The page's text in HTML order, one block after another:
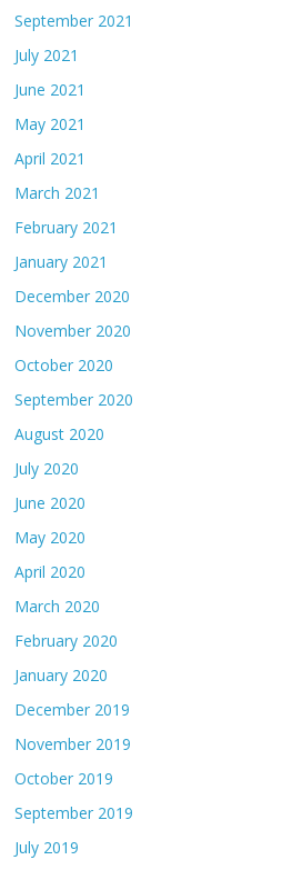
September 2021
July 2021
June 2021
May 2021
April 2021
March 2021
February 2021
January 2021
December 2020
November 2020
October 2020
September 2020
August 2020
July 2020
June 2020
May 2020
April 2020
March 2020
February 2020
January 2020
December 2019
November 2019
October 2019
September 2019
July 2019